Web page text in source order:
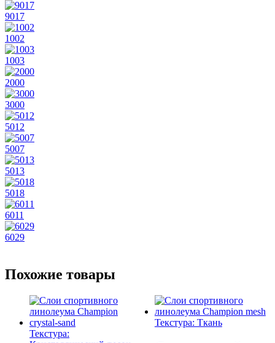
9017
1002
1003
2000
3000
5012
5007
5013
5018
6011
6029
Похожие товары
Текстура:
Текстура: Ткань